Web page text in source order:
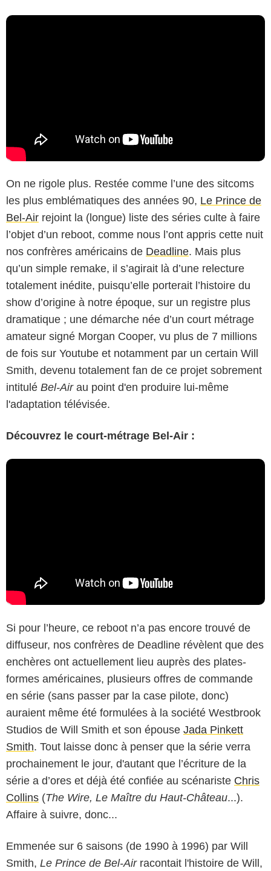
On ne rigole plus. Restée comme l’une des sitcoms
les plus emblématiques des années 90, Le Prince de
Bel-Air rejoint la (longue) liste des séries culte à faire
l’objet d’un reboot, comme nous l’ont appris cette nuit
nos confrères américains de Deadline. Mais plus
qu’un simple remake, il s’agirait là d’une relecture
totalement inédite, puisqu’elle porterait l’histoire du
show d’origine à notre époque, sur un registre plus
dramatique ; une démarche née d’un court métrage
amateur signé Morgan Cooper, vu plus de 7 millions
de fois sur Youtube et notamment par un certain Will
Smith, devenu totalement fan de ce projet sobrement
intitulé Bel-Airau point d'en produire lui-même
l'adaptation télévisée.
Découvrez le court-métrage Bel-Air :
Si pour l’heure, ce reboot n’a pas encore trouvé de
diffuseur, nos confrères de Deadline révèlent que des
enchères ont actuellement lieu auprès des plates-
formes américaines, plusieurs offres de commande
en série (sans passer par la case pilote, donc)
auraient même été formulées à la société Westbrook
Studios de Will Smith et son épouse Jada Pinkett
Smith. Tout laisse donc à penser que la série verra
prochainement le jour, d'autant que l’écriture de la
série a d’ores et déjà été confiée au scénariste Chris
Collins (The Wire, Le Maître du Haut-Château...).
Affaire à suivre, donc...
Emmenée sur 6 saisons (de 1990 à 1996) par Will
Smith, Le Prince de Bel-Airracontait l'histoire de Will,